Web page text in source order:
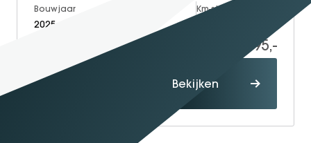
Bouwjaar
2025
Km-stand
19.995,-
Bekijken